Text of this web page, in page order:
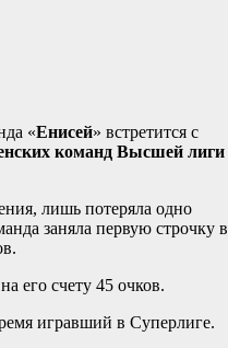
«Енисей» встретится с
команд Высшей лиги
лишь потеряла одно
заняла первую строчку в
его счету 45 очков.
игравший в Суперлиге.